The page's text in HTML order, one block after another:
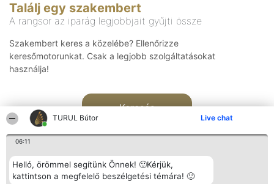
TURUL Bútor Live chat
06:11
Helló, örömmel segítünk Önnek! 🙂Kérjük,
kattintson a megfelelő beszélgetési témára! 🙂
Találj egy szakembert
A rangsor az iparág legjobbjait gyűjti össze
Szakembert keres a közelébe? Ellenőrizze
keresőmotorunkat. Csak a legjobb szolgáltatásokat
használja!
Keresés